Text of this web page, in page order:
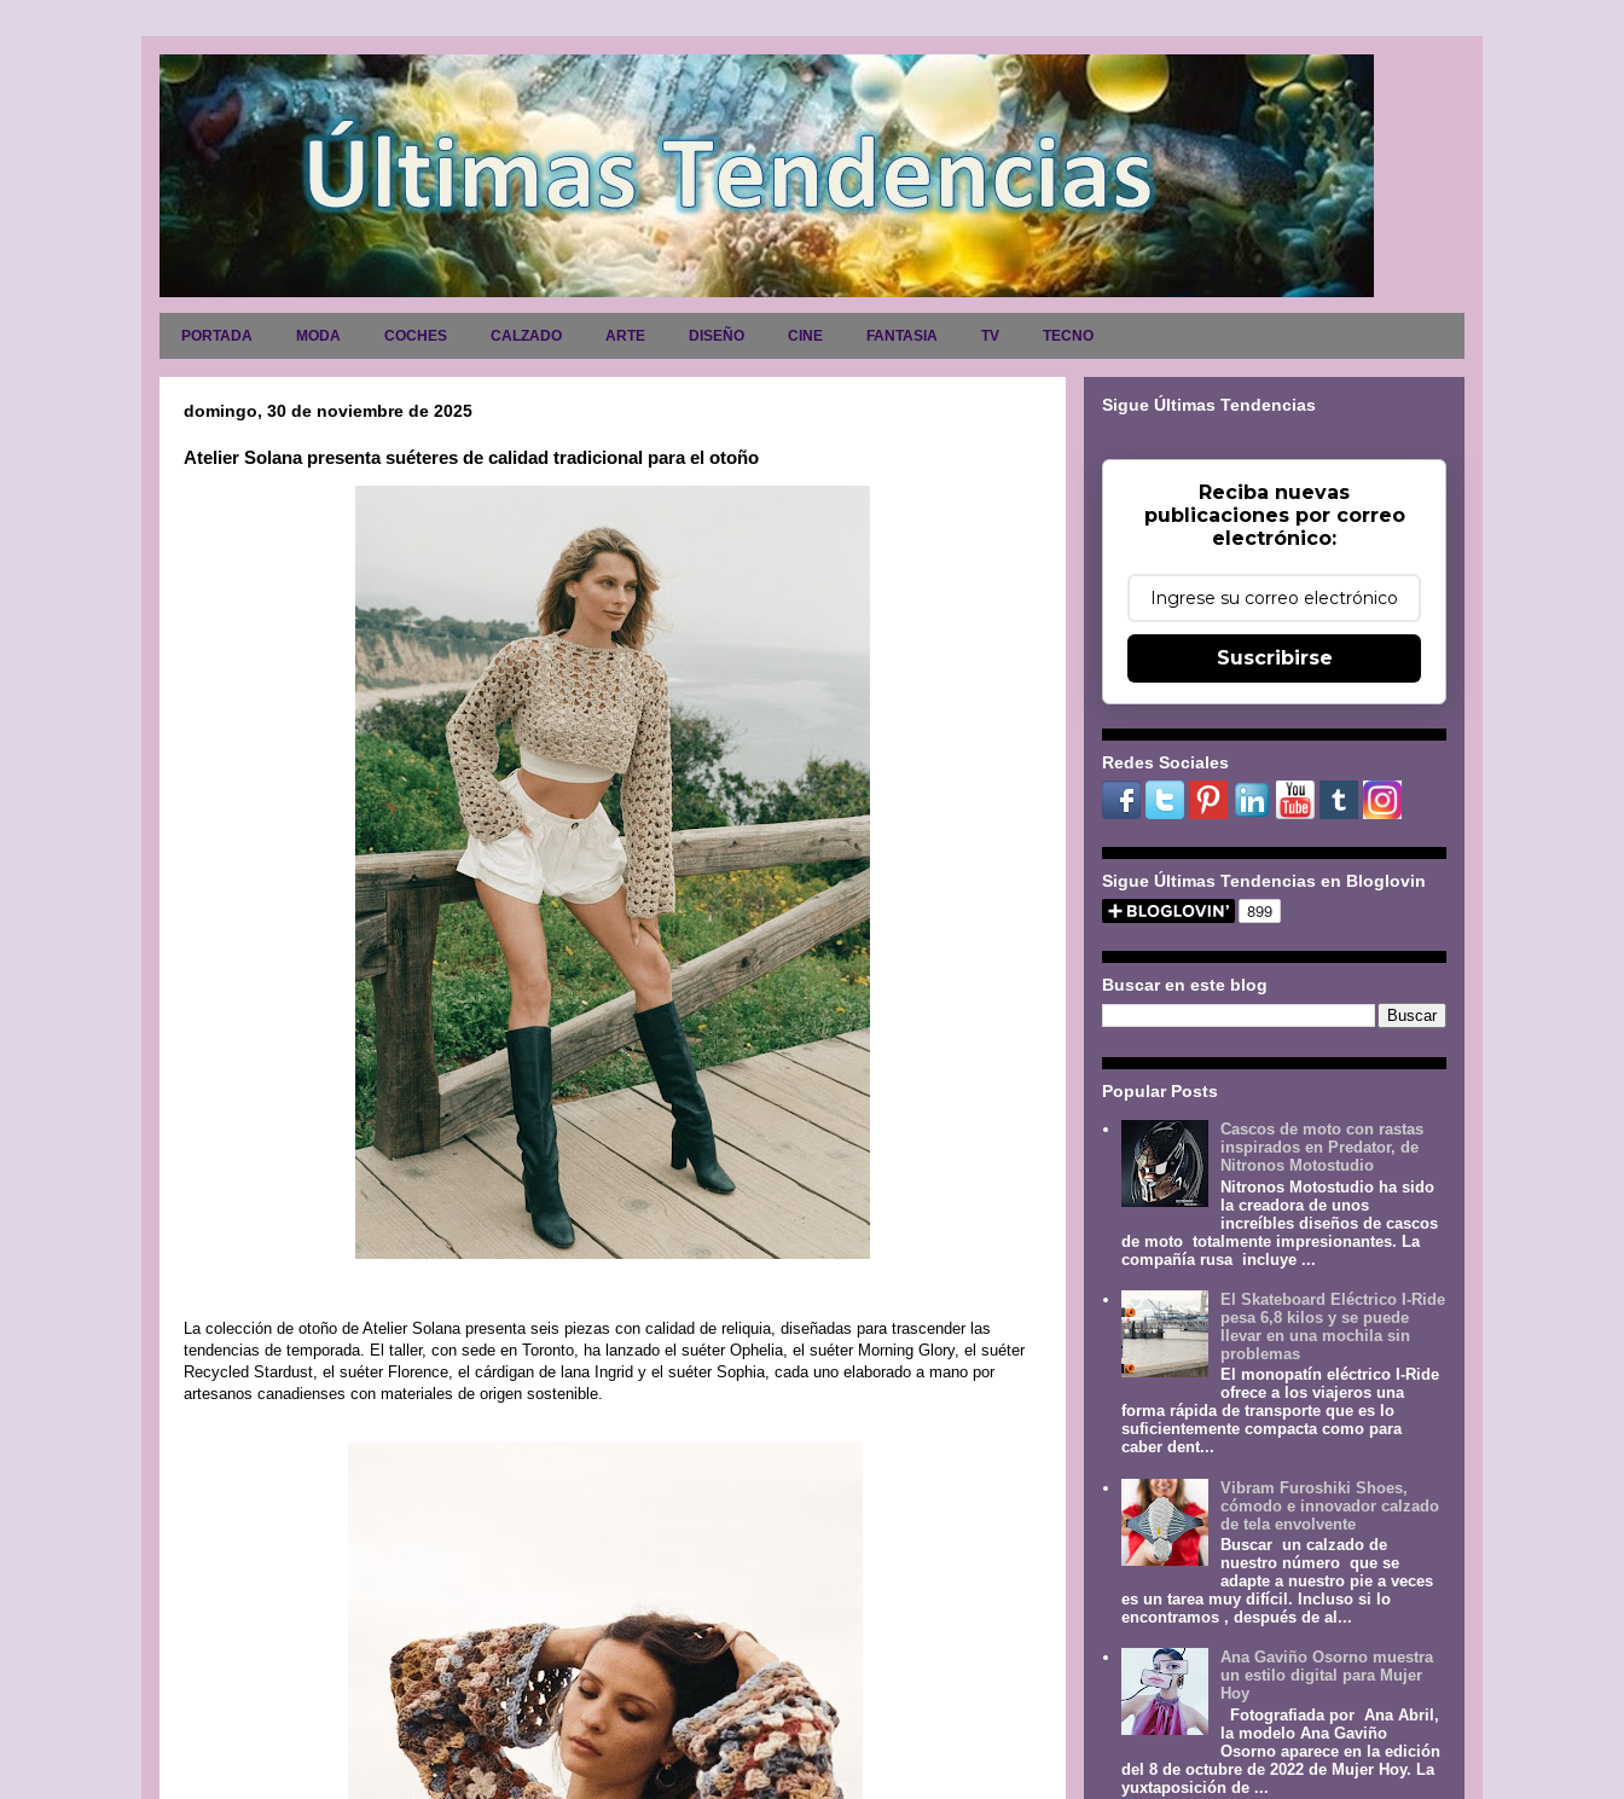
PORTADA MODA COCHES CALZADO ARTE DISEÑO CINE FANTASIA TV TECNO
domingo, 30 de noviembre de 2025
Atelier Solana presenta suéteres de calidad tradicional para el otoño
La colección de otoño de Atelier Solana presenta seis piezas con calidad de reliquia, diseñadas para trascender las
tendencias de temporada. El taller, con sede en Toronto, ha lanzado el suéter Ophelia, el suéter Morning Glory, el suéter
Recycled Stardust, el suéter Florence, el cárdigan de lana Ingrid y el suéter Sophia, cada uno elaborado a mano por
artesanos canadienses con materiales de origen sostenible.
Sigue Últimas Tendencias
Reciba nuevas
publicaciones por correo
electrónico:
Suscribirse
Redes Sociales
Sigue Últimas Tendencias en Bloglovin
Buscar en este blog
Popular Posts
Cascos de moto con rastas
inspirados en Predator, de
Nitronos Motostudio
Nitronos Motostudio ha sido
la creadora de unos
increíbles diseños de cascos
de moto totalmente impresionantes. La
compañía rusa incluye ...
El Skateboard Eléctrico I-Ride
pesa 6,8 kilos y se puede
llevar en una mochila sin
problemas
El monopatín eléctrico I-Ride
ofrece a los viajeros una
forma rápida de transporte que es lo
suficientemente compacta como para
caber dent...
Vibram Furoshiki Shoes,
cómodo e innovador calzado
de tela envolvente
Buscar un calzado de
nuestro número que se
adapte a nuestro pie a veces
es un tarea muy difícil. Incluso si lo
encontramos , después de al...
Ana Gaviño Osorno muestra
un estilo digital para Mujer
Hoy
Fotografiada por Ana Abril,
la modelo Ana Gaviño
Osorno aparece en la edición
del 8 de octubre de 2022 de Mujer Hoy. La
yuxtaposición de ...